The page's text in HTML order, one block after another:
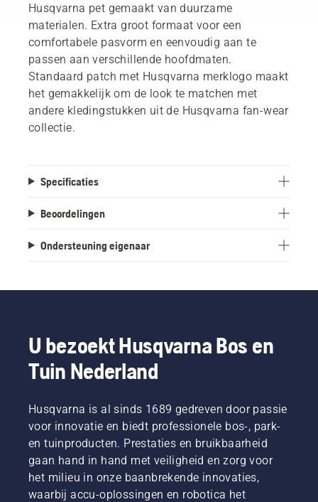
Husqvarna pet gemaakt van duurzame
materialen. Extra groot formaat voor een
comfortabele pasvorm en eenvoudig aan te
passen aan verschillende hoofdmaten.
Standaard patch met Husqvarna merklogo maakt
het gemakkelijk om de look te matchen met
andere kledingstukken uit de Husqvarna fan-wear
collectie.
Specificaties
Beoordelingen
Ondersteuning eigenaar
U bezoekt Husqvarna Bos en
Tuin Nederland
Husqvarna is al sinds 1689 gedreven door passie
voor innovatie en biedt professionele bos-, park-
en tuinproducten. Prestaties en bruikbaarheid
gaan hand in hand met veiligheid en zorg voor
het milieu in onze baanbrekende innovaties,
waarbij accu-oplossingen en robotica het